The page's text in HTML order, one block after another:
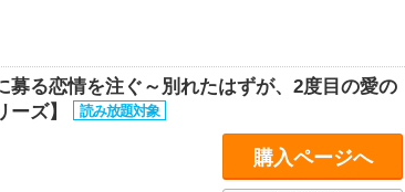
募る恋情を注ぐ～別れたはずが、2度目の愛の
ーズ】
購入ページへ